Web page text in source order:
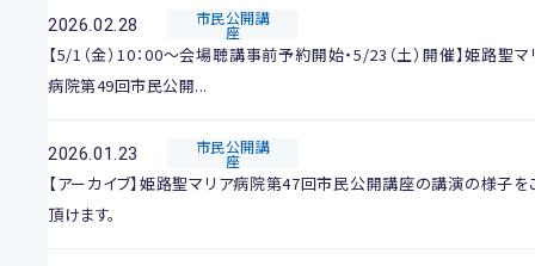
2026.02.28 市民公開講
座
【5/1（金）10：00～会場聴講事前予約開始・5/23（土）開催】姫路聖マ
病院第49回市民公開...
2026.01.23 市民公開講
座
【アーカイブ】姫路聖マリア病院第47回市民公開講座の講演の様子を
頂けます。